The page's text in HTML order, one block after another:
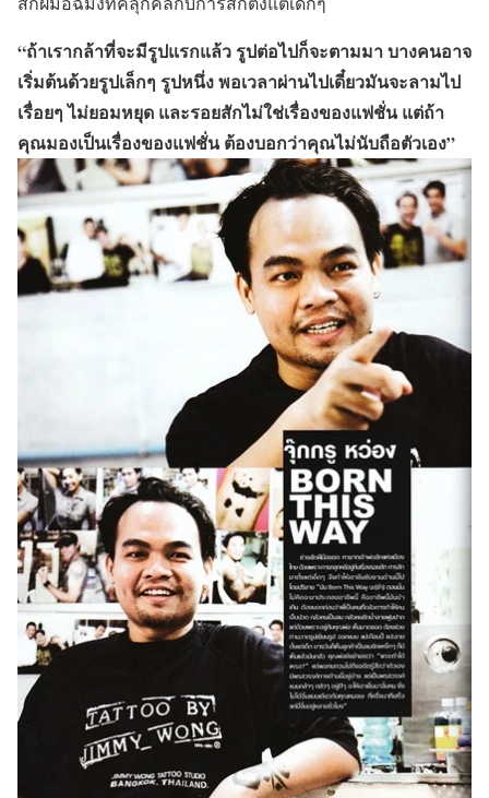
“ถ้าเรากล้าที่จะมีรูปแรกแล้ว รูปต่อไปก็จะตามมา บางคนอาจ
เริ่มต้นด้วยรูปเล็กๆ รูปหนึ่ง พอเวลาผ่านไปเดี๋ยวมันจะลามไป
เรื่อยๆ ไม่ยอมหยุด และรอยสักไม่ใช่เรื่องของแฟชั่น แต่ถ้า
คุณมองเป็นเรื่องของแฟชั่น ต้องบอกว่าคุณไม่นับถือตัวเอง”